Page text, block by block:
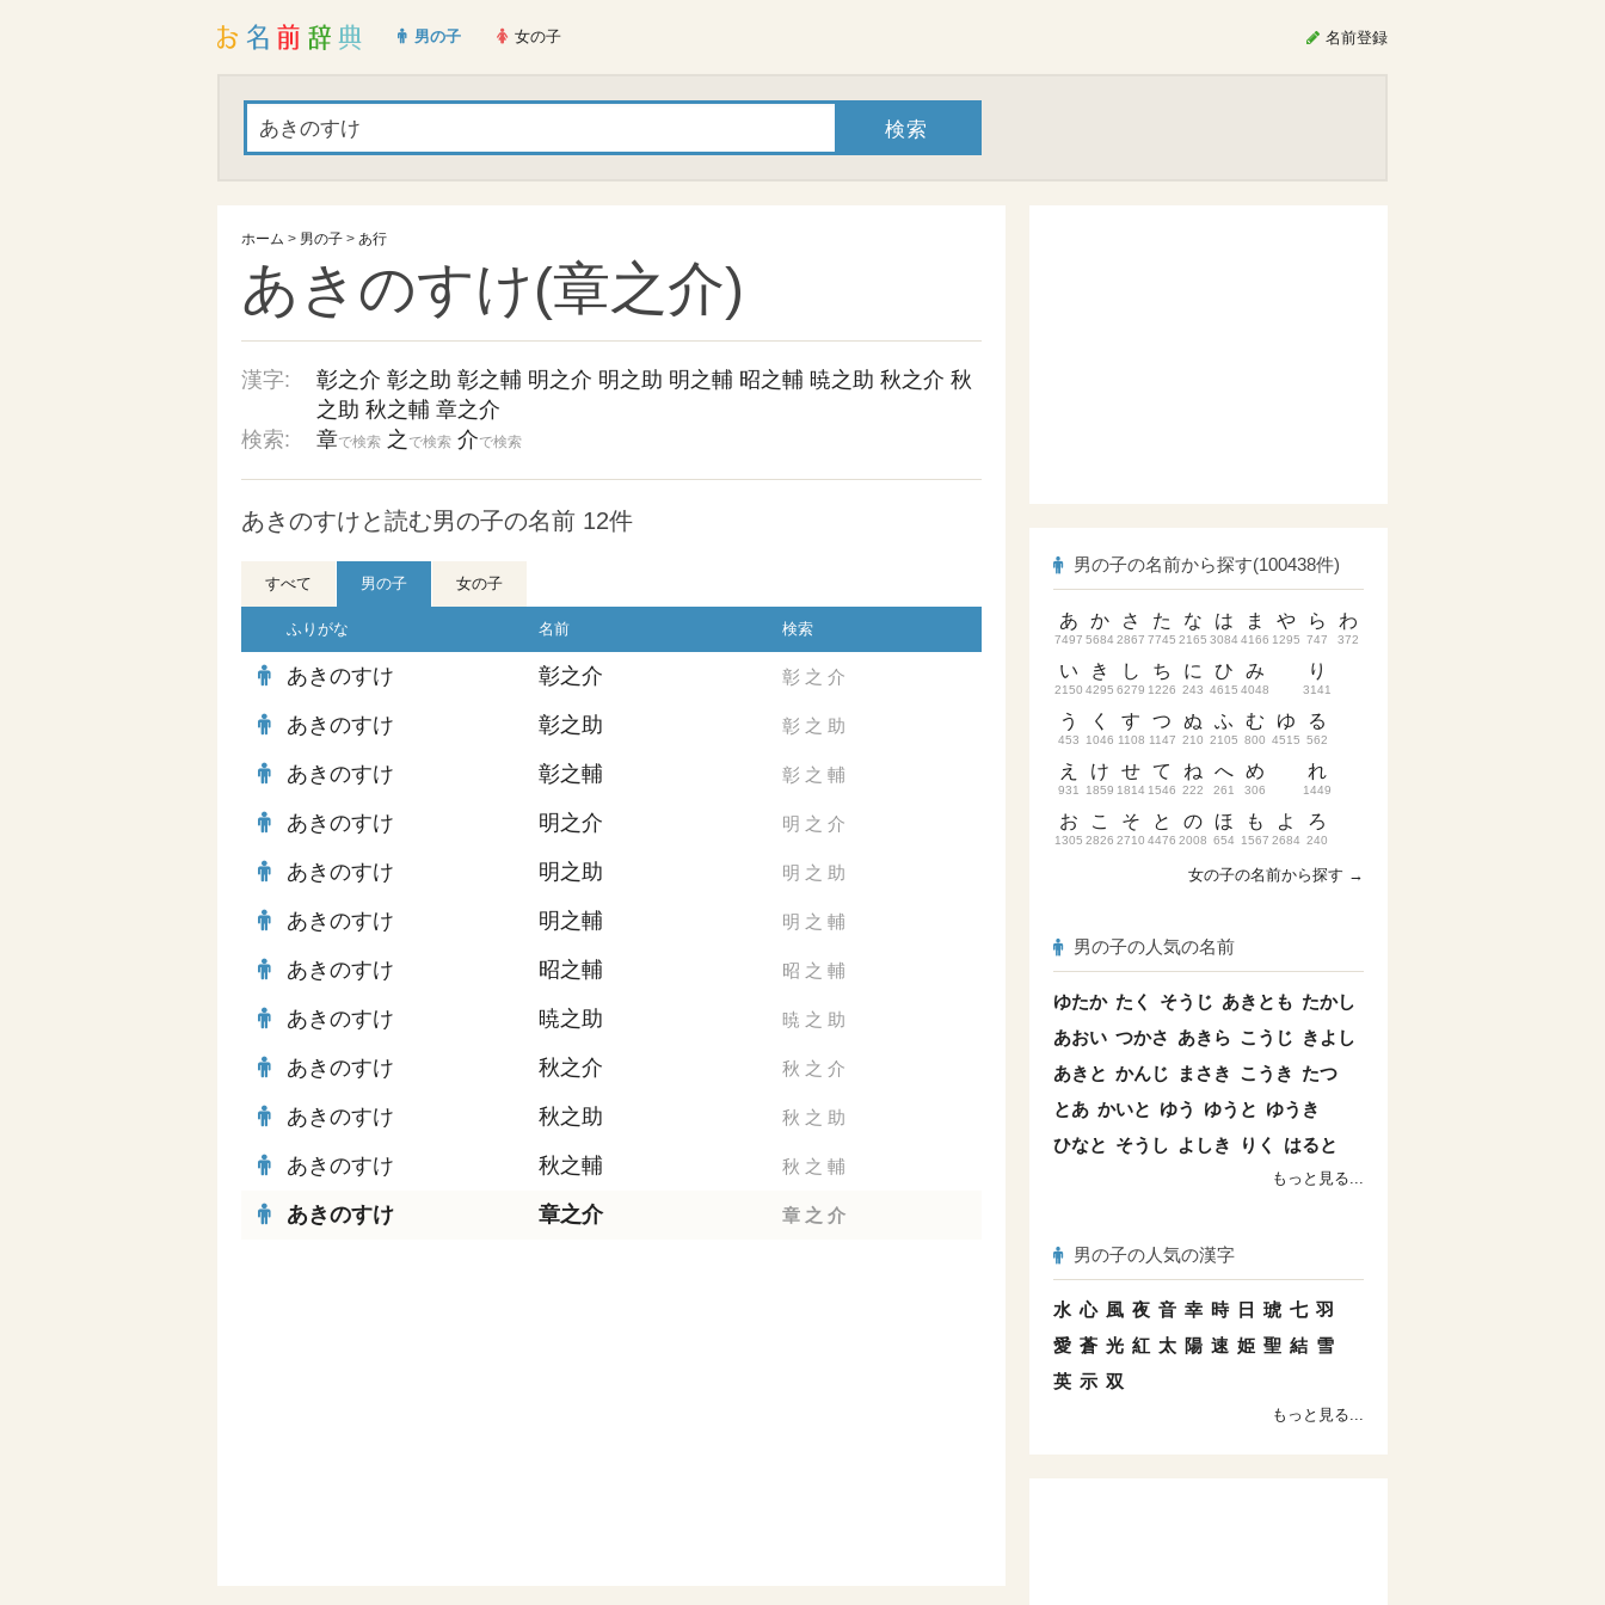
男の子 女の子 名前登録
ホーム > 男の子 > あ行
あきのすけ(章之介)
漢字: 彰之介 彰之助 彰之輔 明之介 明之助 明之輔 昭之輔 暁之助 秋之介 秋
之助 秋之輔 章之介
検索:
章で検索 之 で検索 介で検索
あきのすけと読む男の子の名前 12件
すべて 男の子 女の子
ふりがな 名前 検索
あきのすけ 彰之介 彰 之 介
あきのすけ 彰之助 彰 之 助
あきのすけ 彰之輔 彰 之 輔
あきのすけ 明之介 明 之 介
あきのすけ 明之助 明 之 助
あきのすけ 明之輔 明 之 輔
あきのすけ 昭之輔 昭 之 輔
あきのすけ 暁之助 暁 之 助
あきのすけ 秋之介 秋 之 介
あきのすけ 秋之助 秋 之 助
あきのすけ 秋之輔 秋 之 輔
あきのすけ 章之介 章 之 介
男の子の名前から探す(100438件)
あ
7497
い
2150
う
453
え
931
お
1305
か
5684
き
4295
く
1046
け
1859
こ
2826
さ
2867
し
6279
す
1108
せ
1814
そ
2710
た
7745
ち
1226
つ
1147
て
1546
と
4476
な
2165
に
243
ぬ
210
ね
222
の
2008
は
3084
ひ
4615
ふ
2105
へ
261
ほ
654
ま
4166
み
4048
む
800
め
306
も
1567
や
1295
ゆ
4515
よ
2684
ら
747
り
3141
る
562
れ
1449
ろ
240
わ
372
女の子の名前から探す →
男の子の人気の名前
ゆたか たく そうじ あきとも たかし
あおい つかさ あきら こうじ きよし
あきと かんじ まさき こうき たつ
とあ かいと ゆう ゆうと ゆうき
ひなと そうし よしき りく はると
もっと見る...
男の子の人気の漢字
水 心 風 夜 音 幸 時 日 琥 七 羽
愛 蒼 光 紅 太 陽 速 姫 聖 結 雪
英 示 双
もっと見る...